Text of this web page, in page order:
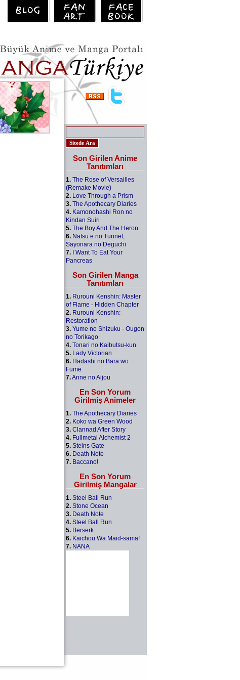
Son Girilen Anime
Tanıtımları
1. The Rose of Versailles
(Remake Movie)
2. Love Through a Prism
3. The Apothecary Diaries
4. Kamonohashi Ron no
Kindan Suiri
5. The Boy And The Heron
6. Natsu e no Tunnel,
Sayonara no Deguchi
7. I Want To Eat Your
Pancreas
Son Girilen Manga
Tanıtımları
1. Rurouni Kenshin: Master
of Flame - Hidden Chapter
2. Rurouni Kenshin:
Restoration
3. Yume no Shizuku - Ougon
no Torikago
4. Tonari no Kaibutsu-kun
5. Lady Victorian
6. Hadashi no Bara wo
Fume
7.Anne no Aijou
En Son Yorum
Girilmiş Animeler
1. The Apothecary Diaries
2. Koko wa Green Wood
3. Clannad After Story
4. Fullmetal Alchemist 2
5. Steins Gate
6. Death Note
7. Baccano!
En Son Yorum
Girilmiş Mangalar
1. Steel Ball Run
2. Stone Ocean
3. Death Note
4. Steel Ball Run
5. Berserk
6. Kaichou Wa Maid-sama!
7. NANA